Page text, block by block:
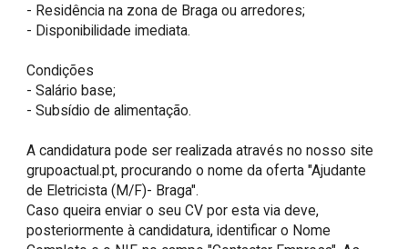
- Residência na zona de Braga ou arredores;
- Disponibilidade imediata.
Condições
- Salário base;
- Subsídio de alimentação.
A candidatura pode ser realizada através no nosso site
grupoactual.pt, procurando o nome da oferta "Ajudante
de Eletricista (M/F)- Braga".
Caso queira enviar o seu CV por esta via deve,
posteriormente à candidatura, identificar o Nome